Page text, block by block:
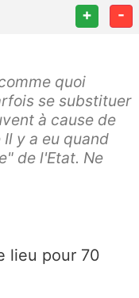
+ -
quoi
se substituer
à cause de
y a eu quand
de l'Etat. Ne
lieu pour 70